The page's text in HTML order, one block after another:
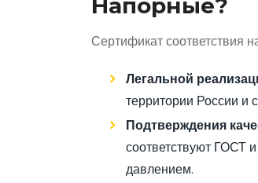
Напорные?
Сертификат соответствия
Легальной
территории России и
Подтверждения
соответствуют ГОСТ
давлением.